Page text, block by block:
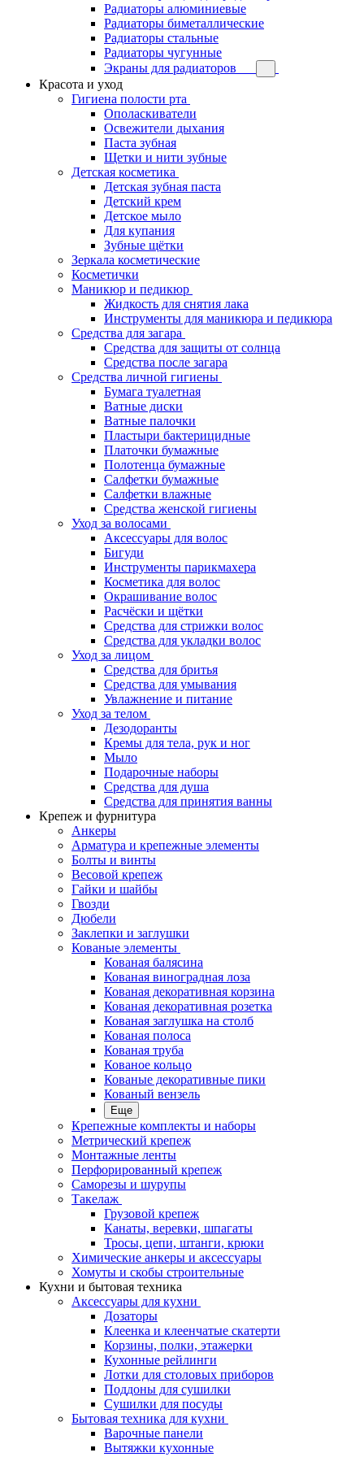
Радиаторы алюминиевые
Радиаторы биметаллические
Радиаторы стальные
Радиаторы чугунные
Экраны для радиаторов
Красота и уход
Гигиена полости рта
Ополаскиватели
Освежители дыхания
Паста зубная
Щетки и нити зубные
Детская косметика
Детская зубная паста
Детский крем
Детское мыло
Для купания
Зубные щётки
Зеркала косметические
Косметички
Маникюр и педикюр
Жидкость для снятия лака
Инструменты для маникюра и педикюра
Средства для загара
Средства для защиты от солнца
Средства после загара
Средства личной гигиены
Бумага туалетная
Ватные диски
Ватные палочки
Пластыри бактерицидные
Платочки бумажные
Полотенца бумажные
Салфетки бумажные
Салфетки влажные
Средства женской гигиены
Уход за волосами
Аксессуары для волос
Бигуди
Инструменты парикмахера
Косметика для волос
Окрашивание волос
Расчёски и щётки
Средства для стрижки волос
Средства для укладки волос
Уход за лицом
Средства для бритья
Средства для умывания
Увлажнение и питание
Уход за телом
Дезодоранты
Кремы для тела, рук и ног
Мыло
Подарочные наборы
Средства для душа
Средства для принятия ванны
Крепеж и фурнитура
Анкеры
Арматура и крепежные элементы
Болты и винты
Весовой крепеж
Гайки и шайбы
Гвозди
Дюбели
Заклепки и заглушки
Кованые элементы
Кованая балясина
Кованая виноградная лоза
Кованая декоративная корзина
Кованая декоративная розетка
Кованая заглушка на столб
Кованая полоса
Кованая труба
Кованое кольцо
Кованые декоративные пики
Кованый вензель
Еще
Крепежные комплекты и наборы
Метрический крепеж
Монтажные ленты
Перфорированный крепеж
Саморезы и шурупы
Такелаж
Грузовой крепеж
Канаты, веревки, шпагаты
Тросы, цепи, штанги, крюки
Химические анкеры и аксессуары
Хомуты и скобы строительные
Кухни и бытовая техника
Аксессуары для кухни
Дозаторы
Клеенка и клеенчатые скатерти
Корзины, полки, этажерки
Кухонные рейлинги
Лотки для столовых приборов
Поддоны для сушилки
Сушилки для посуды
Бытовая техника для кухни
Варочные панели
Вытяжки кухонные